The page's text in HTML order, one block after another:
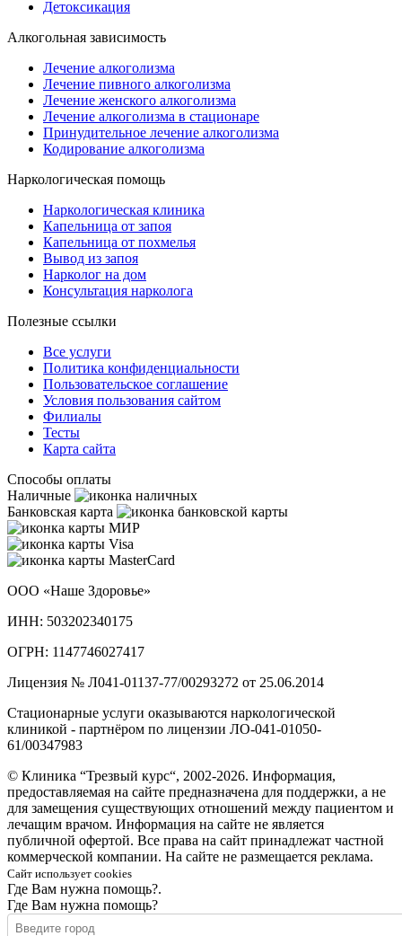
Детоксикация
Алкогольная зависимость
Лечение алкоголизма
Лечение пивного алкоголизма
Лечение женского алкоголизма
Лечение алкоголизма в стационаре
Принудительное лечение алкоголизма
Кодирование алкоголизма
Наркологическая помощь
Наркологическая клиника
Капельница от запоя
Капельница от похмелья
Вывод из запоя
Нарколог на дом
Консультация нарколога
Полезные ссылки
Все услуги
Политика конфиденциальности
Пользовательское cоглашение
Условия пользования сайтом
Филиалы
Тесты
Карта сайта
Способы оплаты
Наличные
Банковская карта
ООО «Наше Здоровье»
ИНН: 503202340175
ОГРН: 1147746027417
Лицензия № Л041-01137-77/00293272 от 25.06.2014
Стационарные услуги оказываются наркологической
клиникой - партнёром по лицензии ЛО-041-01050-
61/00347983
© Клиника “Трезвый курс“, 2002-2026. Информация,
предоставляемая на сайте предназначена для поддержки, а не
для замещения существующих отношений между пациентом и
лечащим врачом. Информация на сайте не является
публичной офертой. Все права на сайт принадлежат частной
коммерческой компании. На сайте не размещается реклама.
Сайт использует cookies
Где Вам нужна помощь?.
Где Вам нужна помощь?